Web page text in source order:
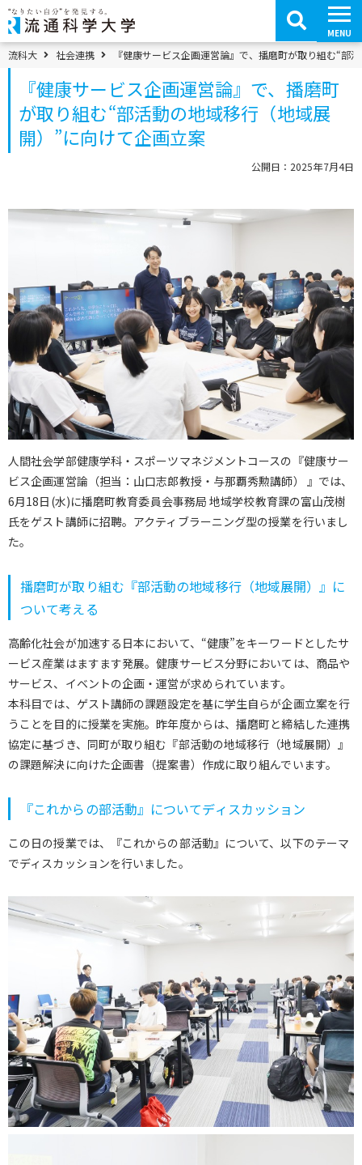
コ
ン
テ
ン
ツ
へ
移
MENU
パンくずメニュー
流科大 社会連携 『健康サービス企画運営論』で、播磨町が取り組む“部
『健康サービス企画運営論』で、播磨町
が取り組む“部活動の地域移行（地域展
開）”に向けて企画立案
公開日：2025年7月4日
人間社会学部健康学科・スポーツマネジメントコースの『健康サー
ビス企画運営論（担当：山口志郎教授・与那覇秀勲講師） 』では、
6月18日(水)に播磨町教育委員会事務局 地域学校教育課の富山茂樹
氏をゲスト講師に招聘。アクティブラーニング型の授業を行いまし
た。
播磨町が取り組む『部活動の地域移行（地域展開）』に
ついて考える
高齢化社会が加速する日本において、“健康”をキーワードとしたサ
ービス産業はますます発展。健康サービス分野においては、商品や
サービス、イベントの企画・運営が求められています。
本科目では、ゲスト講師の課題設定を基に学生自らが企画立案を行
うことを目的に授業を実施。昨年度からは、播磨町と締結した連携
協定に基づき、同町が取り組む『部活動の地域移行（地域展開）』
の課題解決に向けた企画書（提案書）作成に取り組んでいます。
『これからの部活動』についてディスカッション
この日の授業では、『これからの部活動』について、以下のテーマ
でディスカッションを行いました。